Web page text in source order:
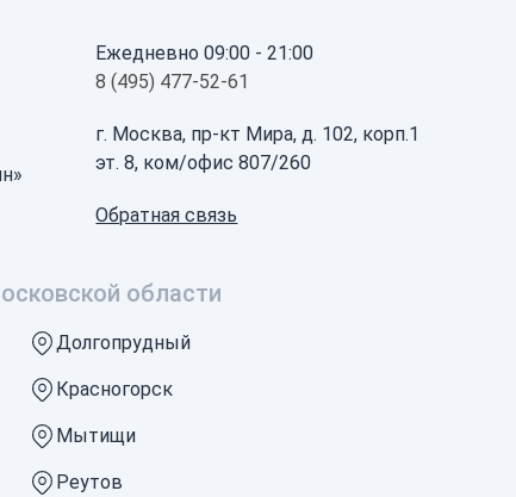
Ежедневно 09:00 - 21:00
8 (495) 477-52-61
г. Москва, пр-кт Мира, д. 102, корп.1
эт. 8, ком/офис 807/260
Обратная связь
области
Долгопрудный
Красногорск
Мытищи
Реутов